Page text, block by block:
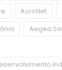
AcroNet
Aegea